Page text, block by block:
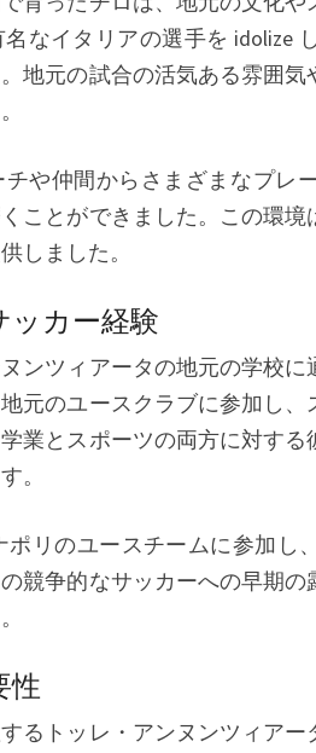
なイタリアの選手を idolize
地元の試合の活気ある雰囲
や仲間からさまざまなプレ
ことができました。この環
しました。
ッカー経験
ンツィアータの地元の学校
元のユースクラブに参加し
業とスポーツの両方に対す
。
ポリのユースチームに参加
競争的なサッカーへの早期
性
るトッレ・アンヌンツィア